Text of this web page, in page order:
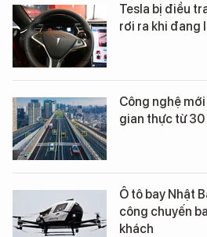
Tesla bị điều
rơi ra khi đang
Công nghệ
gian thực từ
Ô tô bay Nhật
công chuyến
khách